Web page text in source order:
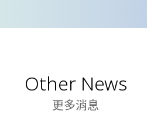
Other News
更多消息